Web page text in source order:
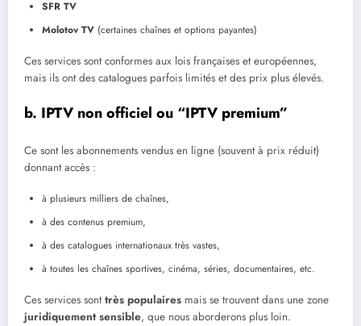
SFR TV
Molotov TV (certaines chaînes et options payantes)
Ces services sont conformes aux lois françaises et européennes,
mais ils ont des catalogues parfois limités et des prix plus élevés.
b. IPTV non officiel ou “IPTV premium”
Ce sont les abonnements vendus en ligne (souvent à prix réduit)
donnant accès :
à plusieurs milliers de chaînes,
à des contenus premium,
à des catalogues internationaux très vastes,
à toutes les chaînes sportives, cinéma, séries, documentaires, etc.
Ces services sonttrès populaires mais se trouvent dans une zone
juridiquement sensible, que nous aborderons plus loin.